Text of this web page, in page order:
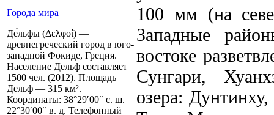
Города мира
Де́льфы (Δελφοί) —
древнегреческий город в юго-
западной Фокиде, Греция.
Население Дельф составляет
1500 чел. (2012). Площадь
Дельф — 315 км².
Координаты: 38°29′00″ с. ш.
22°30′00″ в. д. Телефонный
100 мм (на
Западные
востоке
Сунгари,
озера: